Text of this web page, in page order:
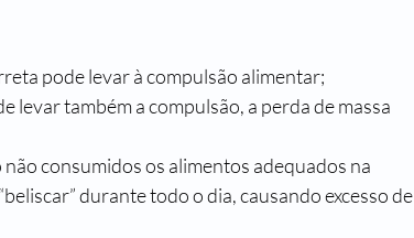
pode levar à compulsão alimentar;
durante todo o dia, causando excesso de